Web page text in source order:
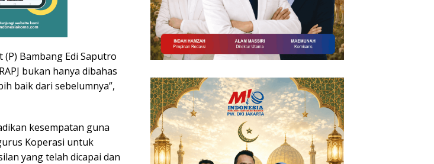
Bambang Edi Saputro
bukan hanya dibahas
baik dari sebelumnya”,
kesempatan guna
Koperasi untuk
yang telah dicapai dan